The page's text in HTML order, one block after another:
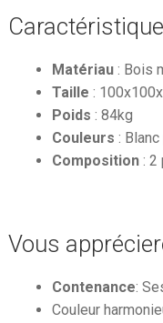
Matériau: Bois
Taille :
Poids : 84kg
Couleurs :
Composition: 2
Vous
Contenance:
Couleur